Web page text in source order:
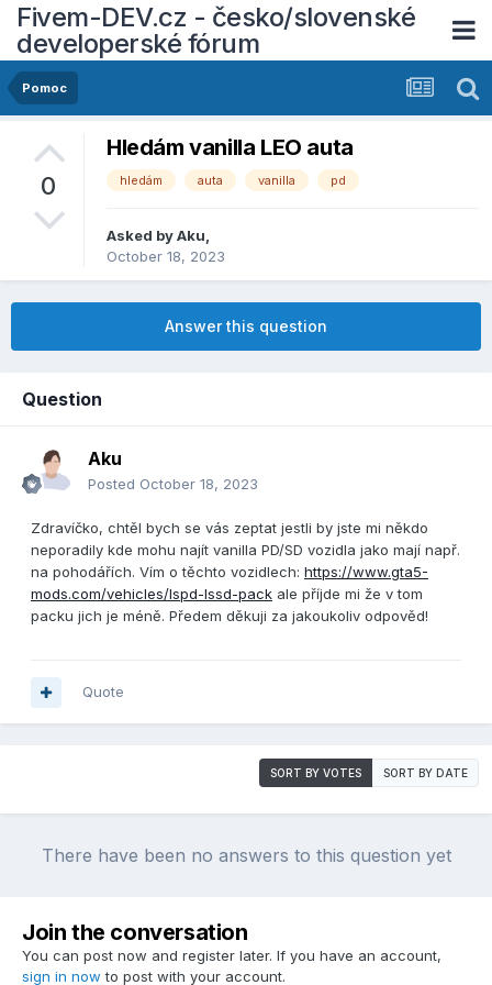
Fivem-DEV.cz - česko/slovenské
developerské fórum
Pomoc
0
Hledám vanilla LEO auta
hledám auta vanilla pd
Asked byAku,
October 18, 2023
Answer this question
Question
Aku
Posted October 18, 2023
Zdravíčko, chtěl bych se vás zeptat jestli by jste mi někdo
neporadily kde mohu najít vanilla PD/SD vozidla jako mají např.
na pohodářích. Vím o těchto vozidlech: https://www.gta5-
mods.com/vehicles/lspd-lssd-pack ale příjde mi že v tom
packu jich je méně. Předem děkuji za jakoukoliv odpověd!
Quote
SORT BY VOTES SORT BY DATE
There have been no answers to this question yet
Join the conversation
You can post now and register later. If you have an account,
sign in now to post with your account.